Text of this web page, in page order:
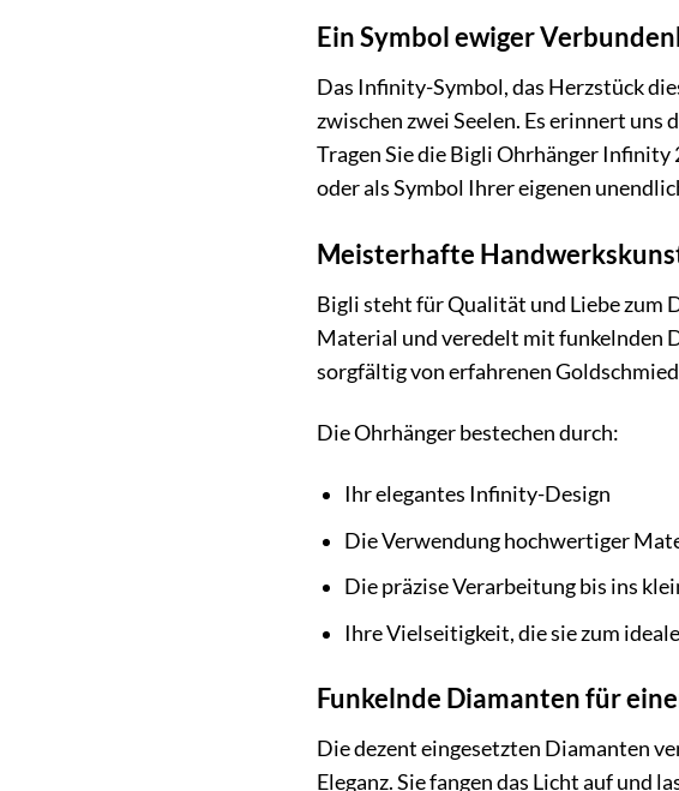
Ein Symbol ewiger
Das Infinity-Symbol, das Herzstück
zwischen zwei Seelen. Es erinnert uns
Tragen Sie die Bigli Ohrhänger
oder als Symbol Ihrer eigenen
Meisterhafte
Bigli steht für Qualität und Liebe zum
Material und veredelt mit funkelnden
sorgfältig von erfahrenen
Die Ohrhänger bestechen durch:
Ihr elegantes Infinity-Design
Die Verwendung hochwertiger
Die präzise Verarbeitung bis ins
Ihre Vielseitigkeit, die sie zum
Funkelnde Diamanten für
Die dezent eingesetzten Diamanten
Eleganz. Sie fangen das Licht auf und